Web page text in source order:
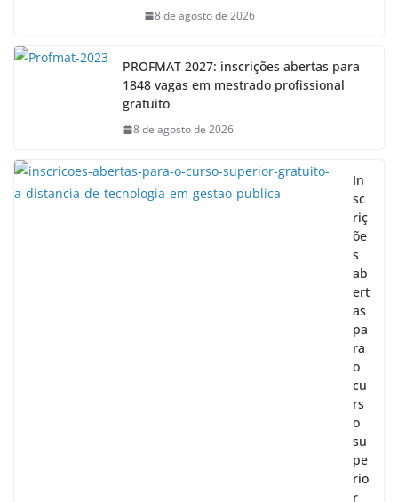
8 de agosto de 2026
PROFMAT 2027: inscrições abertas para
1848 vagas em mestrado profissional
gratuito
8 de agosto de 2026
In
sc
riç
õe
s
ab
ert
as
pa
ra
o
cu
rs
o
su
pe
rio
r